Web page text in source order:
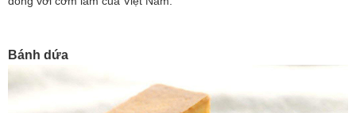
Bánh dứa